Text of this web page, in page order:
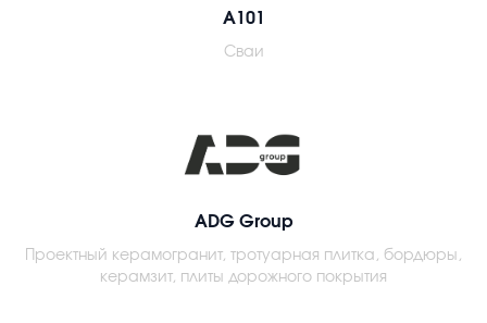
А101
Сваи
ADG Group
Проектный керамогранит, тротуарная плитка, бордюры,
керамзит, плиты дорожного покрытия